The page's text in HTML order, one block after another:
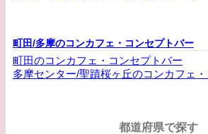
町田/多摩のコンカフェ・コンセプトバー
町田のコンカフェ・コンセプトバー
多摩センター/聖蹟桜ヶ丘のコンカフェ
都道府県で探す